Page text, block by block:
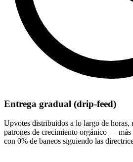
Entrega gradual (drip-feed)
Upvotes distribuidos a lo largo de horas,
patrones de crecimiento orgánico — más
con 0% de baneos siguiendo las